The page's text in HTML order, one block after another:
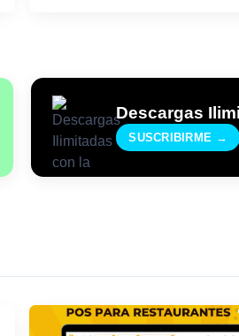
Descargas
SUSCRIBIRME →